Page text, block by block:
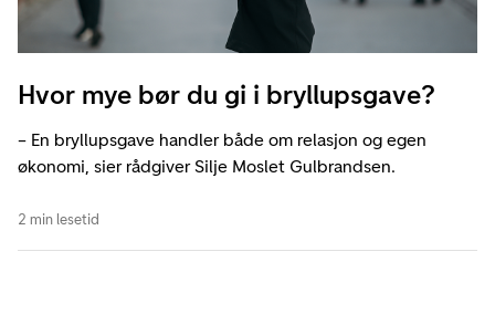
Hvor mye bør du gi i bryllupsgave?
– En bryllupsgave handler både om relasjon og egen
økonomi, sier rådgiver Silje Moslet Gulbrandsen.
2 min lesetid